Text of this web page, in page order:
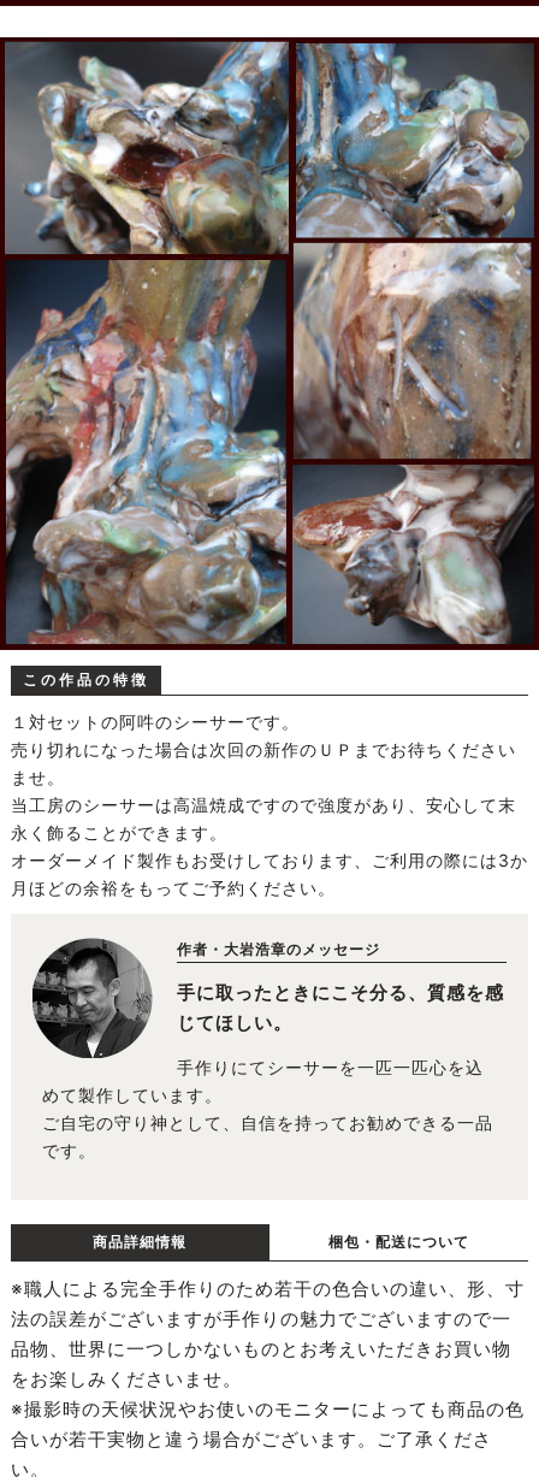
この作品の特徴
１対セットの阿吽のシーサーです。
売り切れになった場合は次回の新作のＵＰまでお待ちください
ませ。
当工房のシーサーは高温焼成ですので強度があり、安心して末
永く飾ることができます。
オーダーメイド製作もお受けしております、ご利用の際には3か
月ほどの余裕をもってご予約ください。
作者・大岩浩章のメッセージ
手に取ったときにこそ分る、質感を感
じてほしい。
手作りにてシーサーを一匹一匹心を込
めて製作しています。
ご自宅の守り神として、自信を持ってお勧めできる一品
です。
商品詳細情報 梱包・配送について
※職人による完全手作りのため若干の色合いの違い、形、寸
法の誤差がございますが手作りの魅力でございますので一
品物、世界に一つしかないものとお考えいただきお買い物
をお楽しみくださいませ。
※撮影時の天候状況やお使いのモニターによっても商品の色
合いが若干実物と違う場合がございます。ご了承くださ
い。